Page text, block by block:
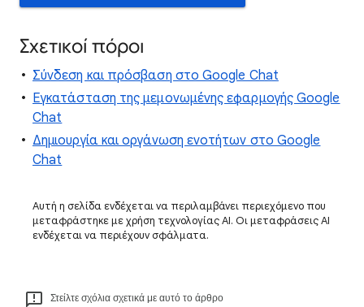
Σχετικοί πόροι
Σύνδεση και πρόσβαση στο Google Chat
Εγκατάσταση της μεμονωμένης εφαρμογής Google
Chat
Δημιουργία και οργάνωση ενοτήτων στο Google
Chat
Αυτή η σελίδα ενδέχεται να περιλαμβάνει περιεχόμενο που
μεταφράστηκε με χρήση τεχνολογίας AI. Οι μεταφράσεις AI
ενδέχεται να περιέχουν σφάλματα.
Στείλτε σχόλια σχετικά με αυτό το άρθρο